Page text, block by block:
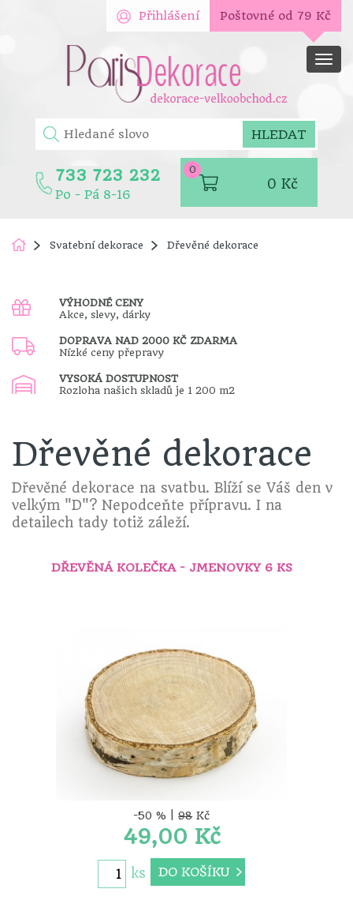
Přihlášení Poštovné od 79 Kč
HLEDAT
733 723 232
Po - Pá 8-16
0
0 Kč
Svatební dekorace Dřevěné dekorace
VÝHODNÉ CENY
Akce, slevy, dárky
DOPRAVA NAD 2000 KČ ZDARMA
Nízké ceny přepravy
VYSOKÁ DOSTUPNOST
Rozloha našich skladů je 1 200 m2
Dřevěné dekorace
Dřevěné dekorace na svatbu. Blíží se Váš den v
velkým "D"? Nepodceňte přípravu. I na
detailech tady totiž záleží.
DŘEVĚNÁ KOLEČKA - JMENOVKY 6 KS
-50 % |98Kč
49,00 Kč
ks DO KOŠÍKU